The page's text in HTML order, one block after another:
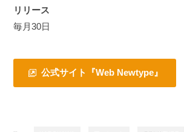
リリース
毎月30日
公式サイト『Web Newtype』